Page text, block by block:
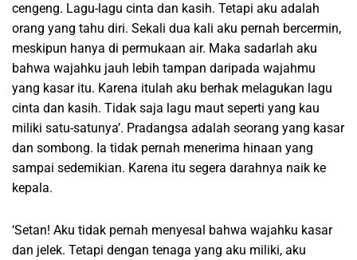
cengeng. Lagu-lagu cinta dan kasih. Tetapi aku adalah
orang yang tahu diri. Sekali dua kali aku pernah bercermin,
meskipun hanya di permukaan air. Maka sadarlah aku
bahwa wajahku jauh lebih tampan daripada wajahmu
yang kasar itu. Karena itulah aku berhak melagukan lagu
cinta dan kasih. Tidak saja lagu maut seperti yang kau
miliki satu-satunya’. Pradangsa adalah seorang yang kasar
dan sombong. Ia tidak pernah menerima hinaan yang
sampai sedemikian. Karena itu segera darahnya naik ke
kepala.
‘Setan! Aku tidak pernah menyesal bahwa wajahku kasar
dan jelek. Tetapi dengan tenaga yang aku miliki, aku